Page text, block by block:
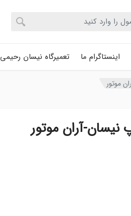
اینستاگرام ما تعمیرگاه نیسان رحیمی
موتور
آران موتور